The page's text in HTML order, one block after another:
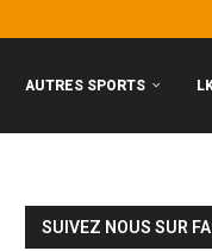
AUTRES SPORTS
SUIVEZ NOUS SUR